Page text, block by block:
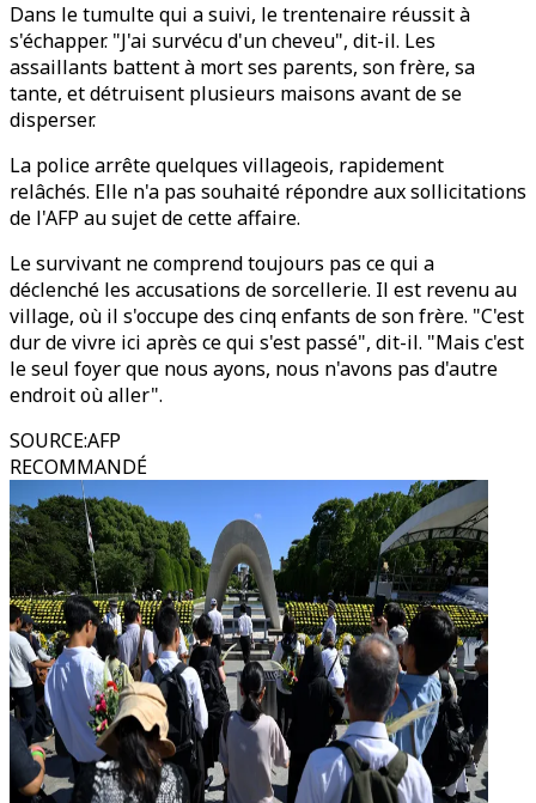
Dans le tumulte qui a suivi, le trentenaire réussit à
s'échapper. "J'ai survécu d'un cheveu", dit-il. Les
assaillants battent à mort ses parents, son frère, sa
tante, et détruisent plusieurs maisons avant de se
disperser.
La police arrête quelques villageois, rapidement
relâchés. Elle n'a pas souhaité répondre aux sollicitations
de l'AFP au sujet de cette affaire.
Le survivant ne comprend toujours pas ce qui a
déclenché les accusations de sorcellerie. Il est revenu au
village, où il s'occupe des cinq enfants de son frère. "C'est
dur de vivre ici après ce qui s'est passé", dit-il. "Mais c'est
le seul foyer que nous ayons, nous n'avons pas d'autre
endroit où aller".
SOURCE:AFP
RECOMMANDÉ